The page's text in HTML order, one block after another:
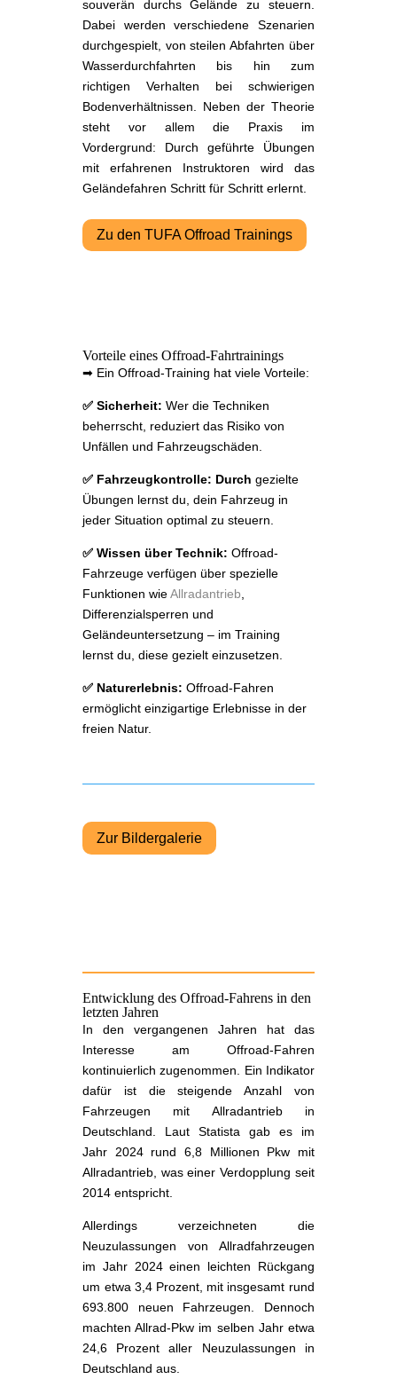
souverän durchs Gelände zu steuern.
Dabei werden verschiedene Szenarien
durchgespielt, von steilen Abfahrten über
Wasserdurchfahrten bis hin zum
richtigen Verhalten bei schwierigen
Bodenverhältnissen. Neben der Theorie
steht vor allem die Praxis im
Vordergrund: Durch geführte Übungen
mit erfahrenen Instruktoren wird das
Geländefahren Schritt für Schritt erlernt.
Zu den TUFA Offroad Trainings
Vorteile eines Offroad-Fahrtrainings
➡ Ein Offroad-Training hat viele Vorteile:
✅ Sicherheit: Wer die Techniken
beherrscht, reduziert das Risiko von
Unfällen und Fahrzeugschäden.
✅ Fahrzeugkontrolle: Durch gezielte
Übungen lernst du, dein Fahrzeug in
jeder Situation optimal zu steuern.
✅ Wissen über Technik: Offroad-
Fahrzeuge verfügen über spezielle
Funktionen wieAllradantrieb
Differenzialsperren und
Geländeuntersetzung – im Training
lernst du, diese gezielt einzusetzen.
✅ Naturerlebnis: Offroad-Fahren
ermöglicht einzigartige Erlebnisse in der
freien Natur.
Zur Bildergalerie
Entwicklung des Offroad-Fahrens in den
letzten Jahren
In den vergangenen Jahren hat das
Interesse am Offroad-Fahren
kontinuierlich zugenommen. Ein Indikator
dafür ist die steigende Anzahl von
Fahrzeugen mit Allradantrieb in
Deutschland. Laut Statista gab es im
Jahr 2024 rund 6,8 Millionen Pkw mit
Allradantrieb, was einer Verdopplung seit
2014 entspricht.
Allerdings verzeichneten die
Neuzulassungen von Allradfahrzeugen
im Jahr 2024 einen leichten Rückgang
um etwa 3,4 Prozent, mit insgesamt rund
693.800 neuen Fahrzeugen. Dennoch
machten Allrad-Pkw im selben Jahr etwa
24,6 Prozent aller Neuzulassungen in
Deutschland aus.